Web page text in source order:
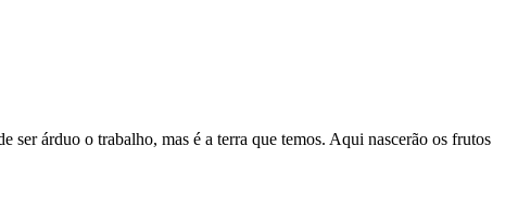
ser árduo o trabalho, mas é a terra que temos. Aqui nascerão os frutos